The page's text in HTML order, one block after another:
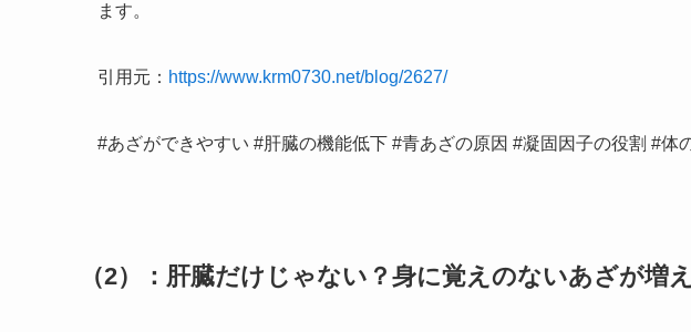
ます。
引用元： https://www.krm0730.net/blog/2627/
#あざができやすい #肝臓の機能低下 #青あざの原因 #凝固因子の役割 #体
（2）：肝臓だけじゃない？身に覚えのないあざが増